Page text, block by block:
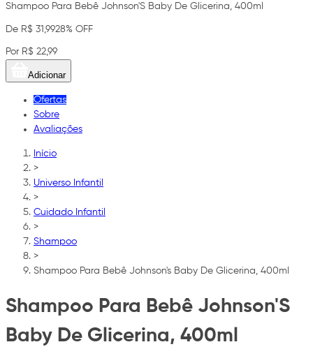
Shampoo Para Bebê Johnson'S Baby De Glicerina, 400ml
De R$ 31,9928% OFF
Por R$ 22,99
Adicionar
Ofertas
Sobre
Avaliações
Início
>
Universo Infantil
>
Cuidado Infantil
>
Shampoo
>
Shampoo Para Bebê Johnson's Baby De Glicerina, 400ml
Shampoo Para Bebê Johnson'S
Baby De Glicerina, 400ml